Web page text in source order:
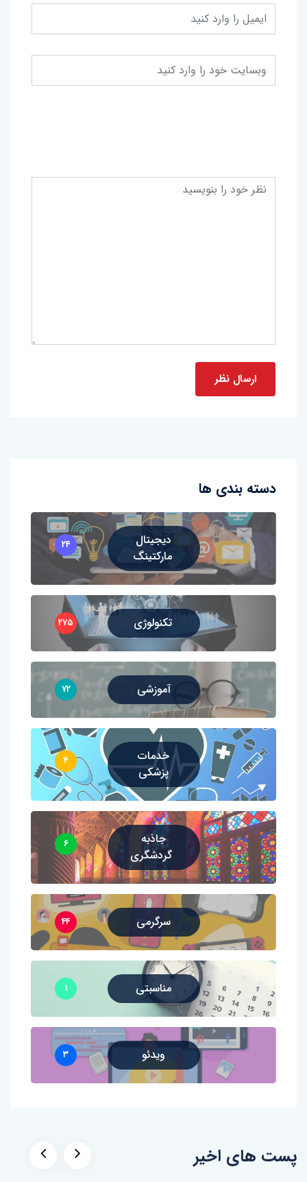
دسته بندی ها
دیجیتال
مارکتینگ
۲۴
تکنولوژی ۲۷۵
آموزشی ۷۲
خدمات
پزشکی
۴
جاذبه
گردشگری
۶
سرگرمی ۴۴
مناسبتی ۱
ویدئو ۳
پست های اخیر